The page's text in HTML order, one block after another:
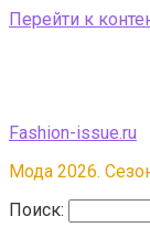
Перейти к
Fashion-issue.ru
Мода 2026.
Поиск: